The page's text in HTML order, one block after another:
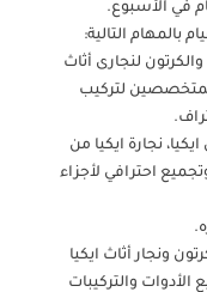
بالمهام التالية:
والكرتون لنجارى أثاث
لتركيب
نجارة ايكيا من
احترافي لأجزاء
ونجار أثاث ايكيا
والتركيبات